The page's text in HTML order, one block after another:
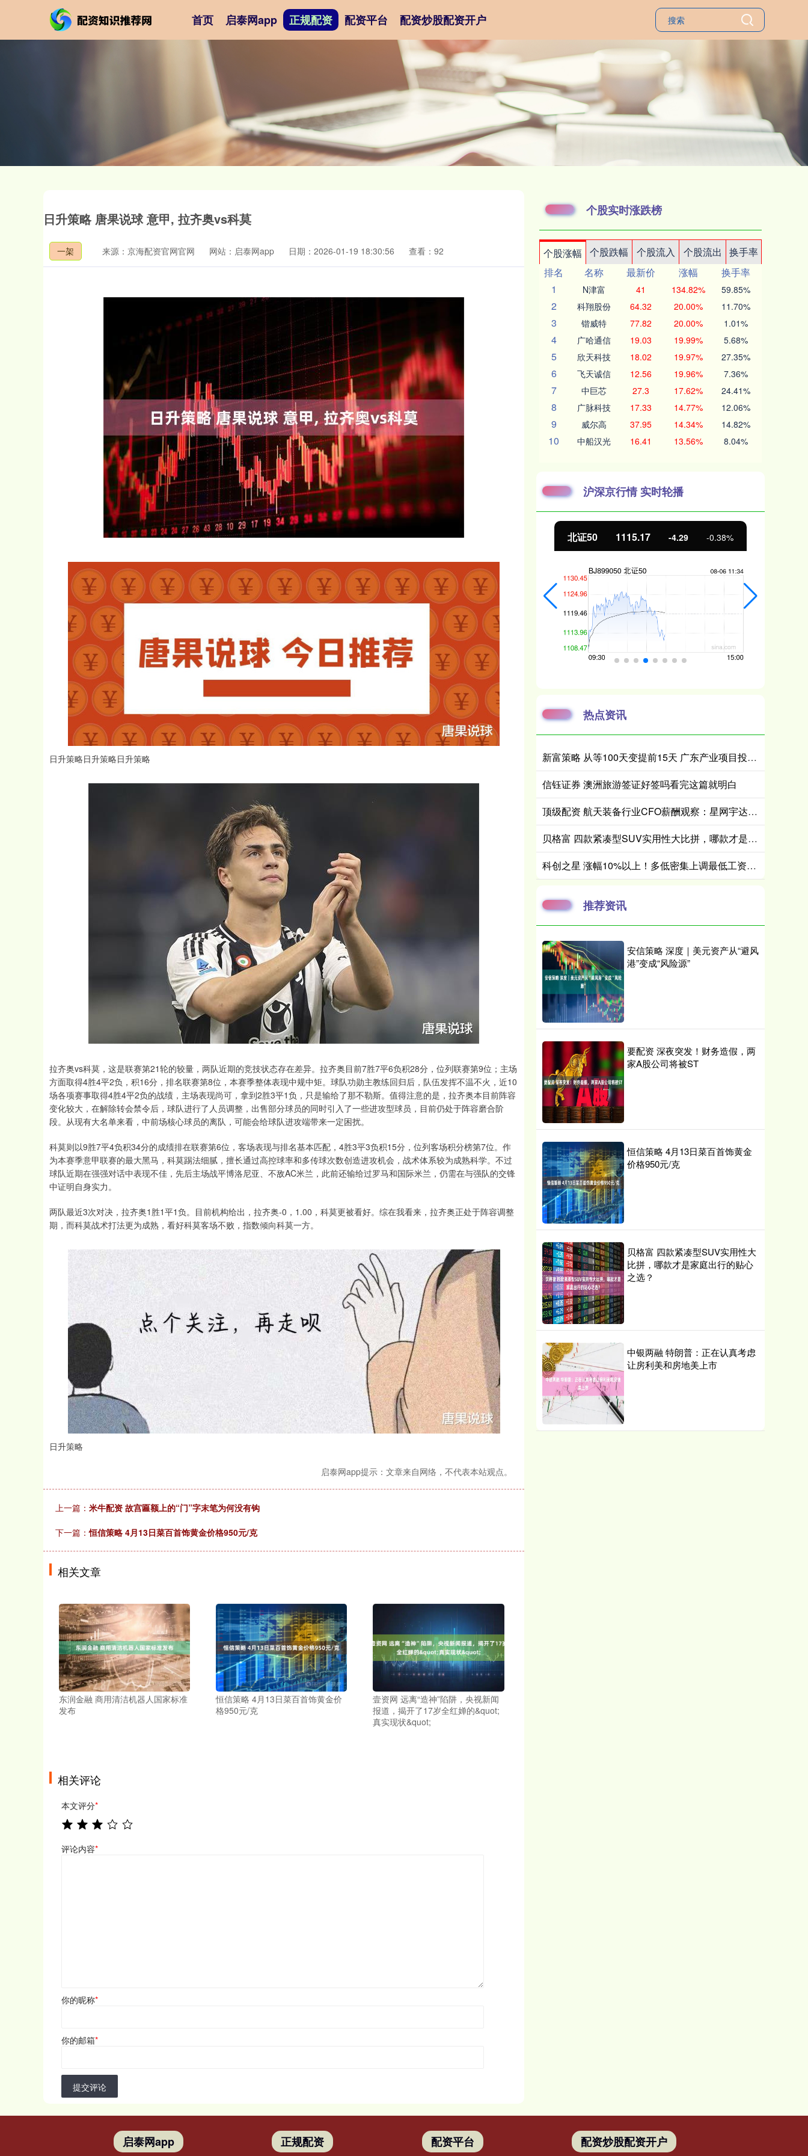
首页 启泰网app 正规配资 配资平台 配资炒股配资开户
日升策略 唐果说球 意甲, 拉齐奥vs科莫
一架 来源：京海配资官网官网 网站：启泰网app 日期：2026-01-19 18:30:56 查看：92
日升策略日升策略日升策略
拉齐奥vs科莫，这是联赛第21轮的较量，两队近期的竞技状态存在差异。拉齐奥目前7胜7平6负积28分，位列联赛第9位；主场
方面取得4胜4平2负，积16分，排名联赛第8位，本赛季整体表现中规中矩。球队功勋主教练回归后，队伍发挥不温不火，近10
场各项赛事取得4胜4平2负的战绩，主场表现尚可，拿到2胜3平1负，只是输给了那不勒斯。值得注意的是，拉齐奥本目前阵容
变化较大，在解除转会禁令后，球队进行了人员调整，出售部分球员的同时引入了一些进攻型球员，目前仍处于阵容磨合阶
段。从现有大名单来看，中前场核心球员的离队，可能会给球队进攻端带来一定困扰。
科莫则以9胜7平4负积34分的成绩排在联赛第6位，客场表现与排名基本匹配，4胜3平3负积15分，位列客场积分榜第7位。作
为本赛季意甲联赛的最大黑马，科莫踢法细腻，擅长通过高控球率和多传球次数创造进攻机会，战术体系较为成熟科学。不过
球队近期在强强对话中表现不佳，先后主场战平博洛尼亚、不敌AC米兰，此前还输给过罗马和国际米兰，仍需在与强队的交锋
中证明自身实力。
两队最近3次对决，拉齐奥1胜1平1负。目前机构给出，拉齐奥-0，1.00，科莫更被看好。综在我看来，拉齐奥正处于阵容调整
期，而科莫战术打法更为成熟，看好科莫客场不败，指数倾向科莫一方。
日升策略
启泰网app提示：文章来自网络，不代表本站观点。
上一篇： 米牛配资 故宫匾额上的“门”字末笔为何没有钩
下一篇：恒信策略 4月13日菜百首饰黄金价格950元/克
相关文章
东润金融 商用清洁机器人国家标准
发布
恒信策略 4月13日菜百首饰黄金价
格950元/克
壹资网 远离“造神”陷阱，央视新闻
报道，揭开了17岁全红婵的&quot;
真实现状&quot;
相关评论
本文评分*
评论内容*
你的昵称*
你的邮箱*
提交评论
个股实时涨跌榜
个股涨幅 个股跌幅 个股流入 个股流出
换手率
排名
名称 最新价 涨幅
换手率
1
N津富 41 134.82% 59.85%
2 科翔股份 64.32 20.00% 11.70%
3 锴威特 77.82 20.00% 1.01%
4 广哈通信 19.03 19.99% 5.68%
5 欣天科技 18.02 19.97% 27.35%
6 飞天诚信 12.56 19.96% 7.36%
7 中巨芯 27.3 17.62% 24.41%
8 广脉科技 17.33 14.77% 12.06%
9 威尔高 37.95 14.34% 14.82%
10 中船汉光 16.41 13.56% 8.04%
沪深京行情 实时轮播
深证成指 14070.78 -73.43 -0.52% 沪深300 4637.89 -20.27 北证50 1115.17 -4.29 -0.38%
热点资讯
新富策略 从等100天变提前15天 广东产业项目投产审批如何抢时间？
信钰证券 澳洲旅游签证好签吗看完这篇就明白
顶级配资 航天装备行业CFO薪酬观察：星网宇达业绩断崖式下滑 CFO刘正武年薪7034万元 逆势大涨168%
贝格富 四款紧凑型SUV实用性大比拼，哪款才是家庭出行的贴心之选？
科创之星 涨幅10%以上！多低密集上调最低工资标准，释放什么信号？
推荐资讯
安信策略 深度｜美元资产从“避风
港”变成“风险源”
要配资 深夜突发！财务造假，两
家A股公司将被ST
恒信策略 4月13日菜百首饰黄金
价格950元/克
贝格富 四款紧凑型SUV实用性大
比拼，哪款才是家庭出行的贴心
之选？
中银两融 特朗普：正在认真考虑
让房利美和房地美上市
启泰网app 正规配资 配资平台 配资炒股配资开户